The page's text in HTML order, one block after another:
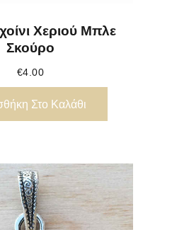
Χεριού Μπλε
Σκούρο
€4.00
Στο Καλάθι